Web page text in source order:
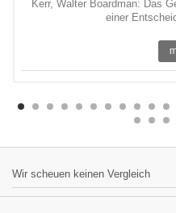
Kerr, Walter Boardman: Das
einer
Wir scheuen keinen Vergleich